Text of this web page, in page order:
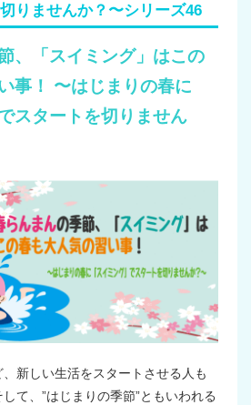
りませんか？〜シリーズ46
、「スイミング」はこの
事！ 〜はじまりの春に
スタートを切りません
新しい生活をスタートさせる人も
て、”はじまりの季節”ともいわれる